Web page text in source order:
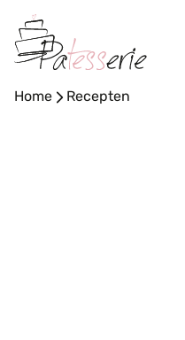
naar
de
Home - Recepten